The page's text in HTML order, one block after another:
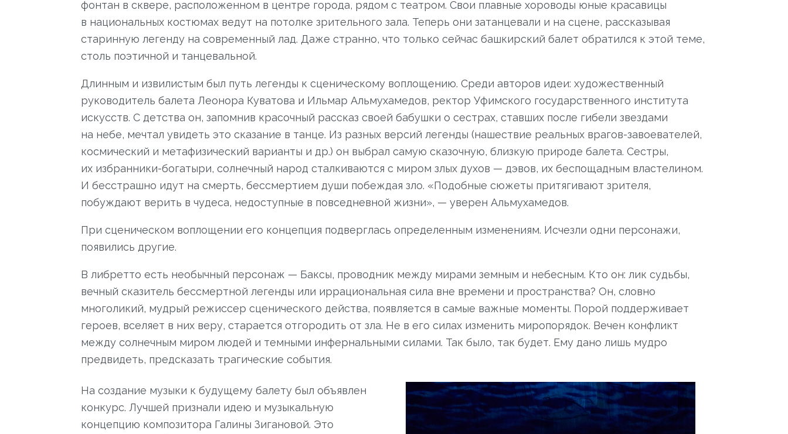
фонтан в сквере, расположенном в центре города, рядом с театром. Свои плавные хороводы юные красавицы
в национальных костюмах ведут на потолке зрительного зала. Теперь они затанцевали и на сцене, рассказывая
старинную легенду на современный лад. Даже странно, что только сейчас башкирский балет обратился к этой теме,
столь поэтичной и танцевальной.
Длинным и извилистым был путь легенды к сценическому воплощению. Среди авторов идеи: художественный
руководитель балета Леонора Куватова и Ильмар Альмухамедов, ректор Уфимского государственного института
искусств. С детства он, запомнив красочный рассказ своей бабушки о сестрах, ставших после гибели звездами
на небе, мечтал увидеть это сказание в танце. Из разных версий легенды (нашествие реальных врагов-завоевателей,
космический и метафизический варианты и др.) он выбрал самую сказочную, близкую природе балета. Сестры,
их избранники-богатыри, солнечный народ сталкиваются с миром злых духов — дэвов, их беспощадным властелином.
И бесстрашно идут на смерть, бессмертием души побеждая зло. «Подобные сюжеты притягивают зрителя,
побуждают верить в чудеса, недоступные в повседневной жизни», — уверен Альмухамедов.
При сценическом воплощении его концепция подверглась определенным изменениям. Исчезли одни персонажи,
появились другие.
В либретто есть необычный персонаж — Баксы, проводник между мирами земным и небесным. Кто он: лик судьбы,
вечный сказитель бессмертной легенды или иррациональная сила вне времени и пространства? Он, словно
многоликий, мудрый режиссер сценического действа, появляется в самые важные моменты. Порой поддерживает
героев, вселяет в них веру, старается отгородить от зла. Не в его силах изменить миропорядок. Вечен конфликт
между солнечным миром людей и темными инфернальными силами. Так было, так будет. Ему дано лишь мудро
предвидеть, предсказать трагические события.
На создание музыки к будущему балету был объявлен
конкурс. Лучшей признали идею и музыкальную
концепцию композитора Галины Зигановой. Это